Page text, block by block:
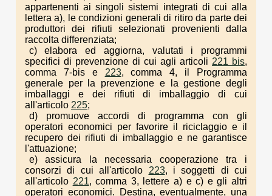
appartenenti ai singoli sistemi integrati di cui alla
lettera a), le condizioni generali di ritiro da parte dei
produttori dei rifiuti selezionati provenienti dalla
raccolta differenziata;
c) elabora ed aggiorna, valutati i programmi
specifici di prevenzione di cui agli articoli 221 bis,
comma 7-bis e 223, comma 4, il Programma
generale per la prevenzione e la gestione degli
imballaggi e dei rifiuti di imballaggio di cui
all'articolo 225;
d) promuove accordi di programma con gli
operatori economici per favorire il riciclaggio e il
recupero dei rifiuti di imballaggio e ne garantisce
l'attuazione;
e) assicura la necessaria cooperazione tra i
consorzi di cui all'articolo 223, i soggetti di cui
all'articolo 221, comma 3, lettere a) e c) e gli altri
operatori economici. Destina, eventualmente, una